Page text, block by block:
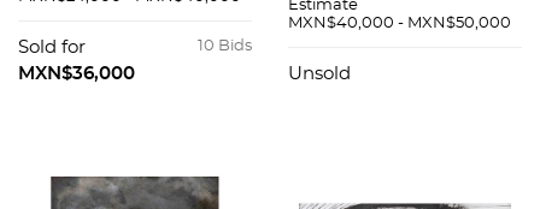
XXX. 76 x 56 cm
medidas totales
10 Bids
Sold for
MXN$36,000
73. Litografías HC /
una. Pzas: 10, en
Estimate
MXN$40,000 - MXN$50,000
Unsold